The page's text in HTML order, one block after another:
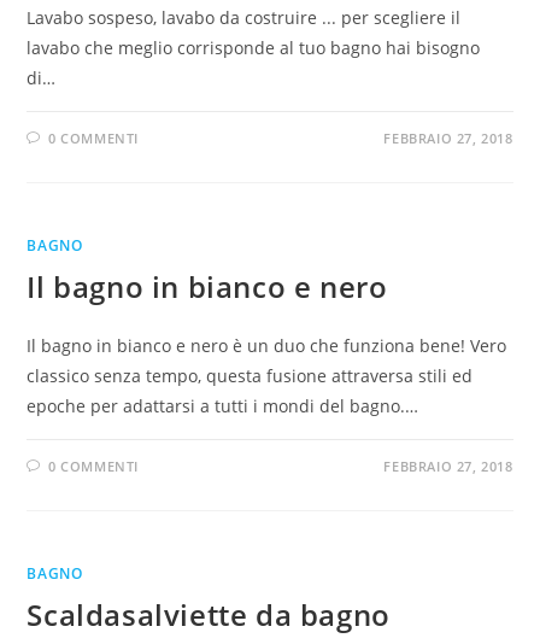
Lavabo sospeso, lavabo da costruire ... per scegliere il
lavabo che meglio corrisponde al tuo bagno hai bisogno
di…
0 COMMENTI FEBBRAIO 27, 2018
BAGNO
Il bagno in bianco e nero
Il bagno in bianco e nero è un duo che funziona bene! Vero
classico senza tempo, questa fusione attraversa stili ed
epoche per adattarsi a tutti i mondi del bagno.…
0 COMMENTI FEBBRAIO 27, 2018
BAGNO
Scaldasalviette da bagno